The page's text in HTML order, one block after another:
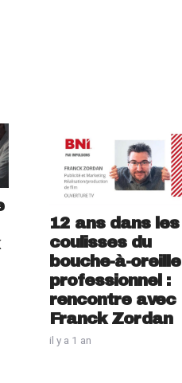
12 ans dans les
coulisses du
bouche-à-oreille
professionnel :
rencontre avec
Franck Zordan
il y a 1 an